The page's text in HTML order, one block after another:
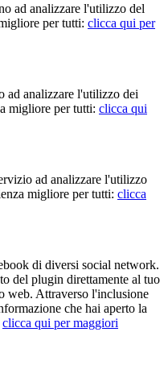
ad analizzare l'utilizzo del
per tutti: clicca qui per
ad analizzare l'utilizzo dei
migliore per tutti: clicca qui
ad analizzare l'utilizzo
migliore per tutti: clicca
di diversi social network.
del plugin direttamente al tuo
web. Attraverso l'inclusione
che hai aperto la
clicca qui per maggiori